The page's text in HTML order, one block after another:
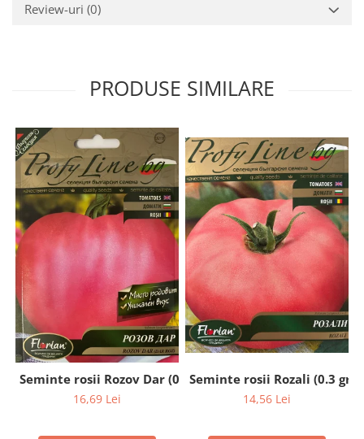
Review-uri (0)
PRODUSE SIMILARE
Seminte rosii Rozov Dar (0.2 gr)
16,69 Lei
Seminte rosii Rozali (0.3 gr)
14,56 Lei